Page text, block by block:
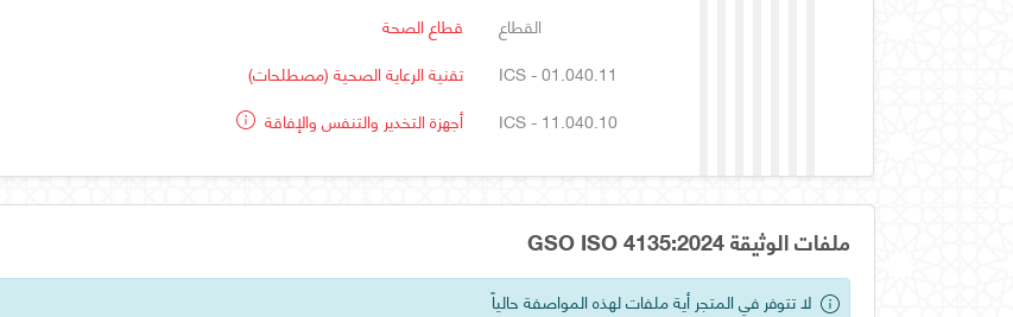
القطاع
قطاع الصحة
ICS - 01.040.11
تقنية الرعاية الصحية (مصطلحات)
ICS - 11.040.10
أجهزة التخدير والتنفس والإفاقة
ملفات الوثيقة GSO ISO 4135:2024
لا تتوفر في المتجر أية ملفات لهذه المواصفة حالياً